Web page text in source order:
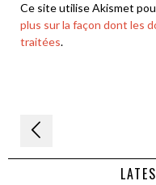
Ce site utilise Akismet
plus sur la façon dont les
traitées.
Navigation
de